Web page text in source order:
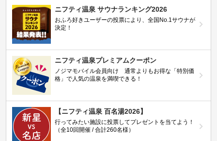
ニフティ温泉 サウナランキング2026
おふろ好きユーザーの投票により、全国No.1サウナが
決定！
ニフティ温泉プレミアムクーポン
ノジマモバイル会員向け 通常よりもお得な「特別価
格」で人気の温泉を満喫できる！
【ニフティ温泉 百名湯2026】
行ってみたい施設に投票してプレゼントを当てよう！
（全10回開催 / 合計260名様）